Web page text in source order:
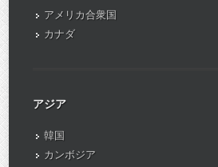
アメリカ合衆国
カナダ
アジア
韓国
カンボジア